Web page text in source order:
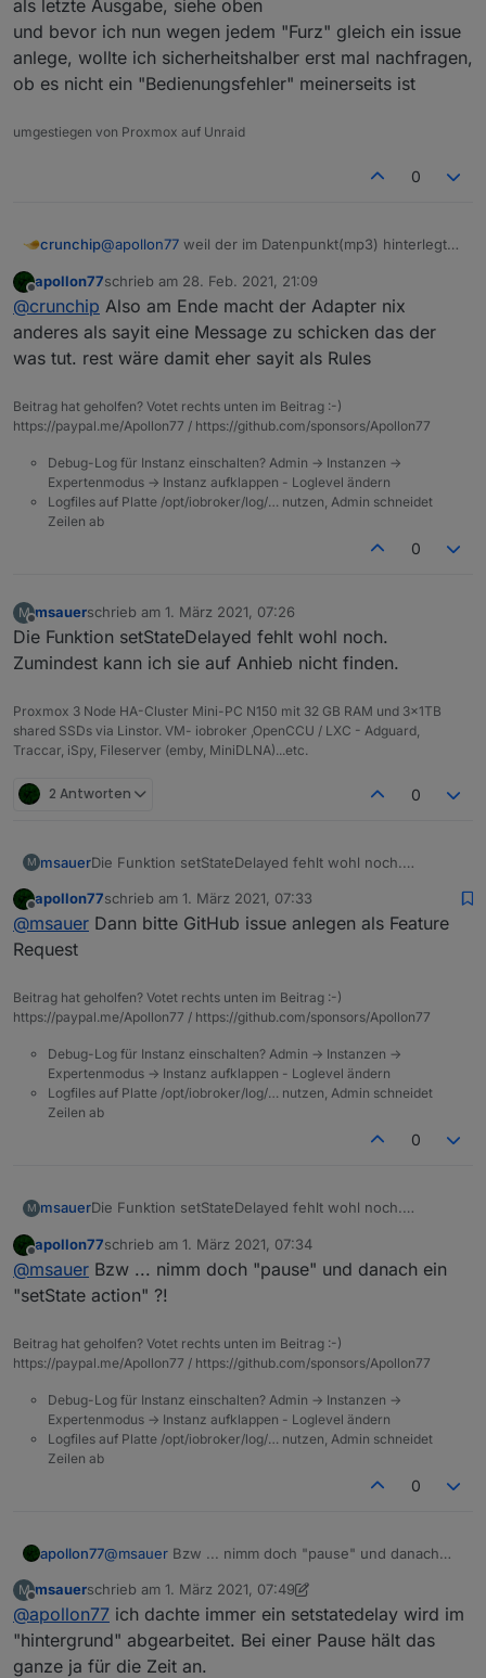
als letzte Ausgabe, siehe oben
und bevor ich nun wegen jedem "Furz" gleich ein issue
anlege, wollte ich sicherheitshalber erst mal nachfragen,
ob es nicht ein "Bedienungsfehler" meinerseits ist
umgestiegen von Proxmox auf Unraid
0
crunchip@apollon77 weil der im Datenpunkt(mp3) hinterlegt
und bevor ich nun wegen jedem "Furz" gleich ein
issue anlege, wollte ich sicherheitshalber erst mal
nachfragen, ob es nicht ein "Bedienungsfehler"
meinerseits ist
apollon77schrieb am 28. Feb. 2021, 21:09
zuletzt editiert von
@crunchip Also am Ende macht der Adapter nix
anderes als sayit eine Message zu schicken das der
was tut. rest wäre damit eher sayit als Rules
Beitrag hat geholfen? Votet rechts unten im Beitrag :-)
https://paypal.me/Apollon77 / https://github.com/sponsors/Apollon77
Debug-Log für Instanz einschalten? Admin -> Instanzen ->
Expertenmodus -> Instanz aufklappen - Loglevel ändern
Logfiles auf Platte /opt/iobroker/log/… nutzen, Admin schneidet
Zeilen ab
0
M
Offline
msauerschrieb am 1. März 2021, 07:26
zuletzt editiert von
Die Funktion setStateDelayed fehlt wohl noch.
Zumindest kann ich sie auf Anhieb nicht finden.
Proxmox 3 Node HA-Cluster Mini-PC N150 mit 32 GB RAM und 3x1TB
shared SSDs via Linstor. VM- iobroker ,OpenCCU / LXC - Adguard,
Traccar, iSpy, Fileserver (emby, MiniDLNA)...etc.
2 Antworten 0
M msauerDie Funktion setStateDelayed fehlt wohl noch.
apollon77schrieb am 1. März 2021, 07:33
zuletzt editiert von
@msauer Dann bitte GitHub issue anlegen als Feature
Request
Beitrag hat geholfen? Votet rechts unten im Beitrag :-)
https://paypal.me/Apollon77 / https://github.com/sponsors/Apollon77
Debug-Log für Instanz einschalten? Admin -> Instanzen ->
Expertenmodus -> Instanz aufklappen - Loglevel ändern
Logfiles auf Platte /opt/iobroker/log/… nutzen, Admin schneidet
Zeilen ab
0
M msauerDie Funktion setStateDelayed fehlt wohl noch.
apollon77schrieb am 1. März 2021, 07:34
zuletzt editiert von
@msauer Bzw ... nimm doch "pause" und danach ein
"setState action" ?!
Beitrag hat geholfen? Votet rechts unten im Beitrag :-)
https://paypal.me/Apollon77 / https://github.com/sponsors/Apollon77
Debug-Log für Instanz einschalten? Admin -> Instanzen ->
Expertenmodus -> Instanz aufklappen - Loglevel ändern
Logfiles auf Platte /opt/iobroker/log/… nutzen, Admin schneidet
Zeilen ab
0
apollon77@msauer Bzw ... nimm doch "pause" und danach
M
Offline
msauerschrieb am 1. März 2021, 07:49
zuletzt editiert von msauer 3. Jan. 2021, 08:50
@apollon77 ich dachte immer ein setstatedelay wird im
"hintergrund" abgearbeitet. Bei einer Pause hält das
ganze ja für die Zeit an.